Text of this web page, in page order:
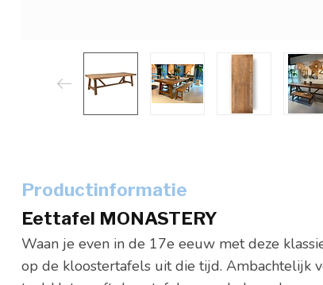
Productinformatie
Eettafel MONASTERY
Waan je even in de 17e eeuw met deze
op de kloostertafels uit die tijd. Ambachtelijk